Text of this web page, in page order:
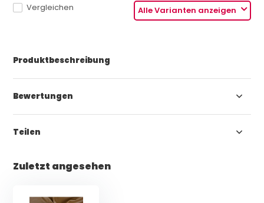
Alle Varianten anzeigen
Vergleichen
Produktbeschreibung
Bewertungen
Teilen
Zuletzt angesehen